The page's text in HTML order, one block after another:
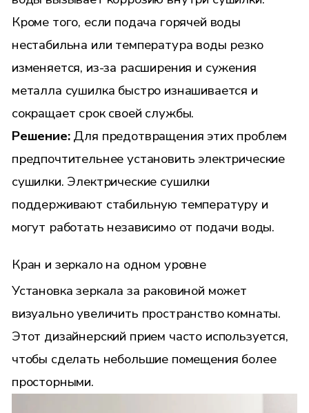
Кроме того, если подача горячей воды
нестабильна или температура воды резко
изменяется, из-за расширения и сужения
металла сушилка быстро изнашивается и
сокращает срок своей службы.
Решение:Для предотвращения этих проблем
предпочтительнее установить электрические
сушилки. Электрические сушилки
поддерживают стабильную температуру и
могут работать независимо от подачи воды.​​​​​​​
Кран и зеркало на одном уровне
Установка зеркала за раковиной может
визуально увеличить пространство комнаты.
Этот дизайнерский прием часто используется,
чтобы сделать небольшие помещения более
просторными.